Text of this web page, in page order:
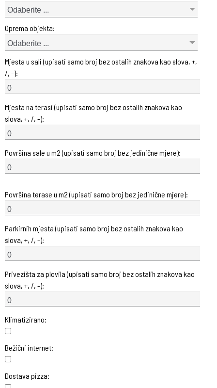
Odaberite ...
Oprema objekta:
Odaberite ...
Mjesta u sali (upisati samo broj bez ostalih znakova kao slova, +,
/, -):
Mjesta na terasi (upisati samo broj bez ostalih znakova kao
slova, +, /, -):
Površina sale u m2 (upisati samo broj bez jedinične mjere):
Površina terase u m2 (upisati samo broj bez jedinične mjere):
Parkirnih mjesta (upisati samo broj bez ostalih znakova kao
slova, +, /, -):
Privezišta za plovila (upisati samo broj bez ostalih znakova kao
slova, +, /, -):
Klimatizirano:
Bežični internet:
Dostava pizza: